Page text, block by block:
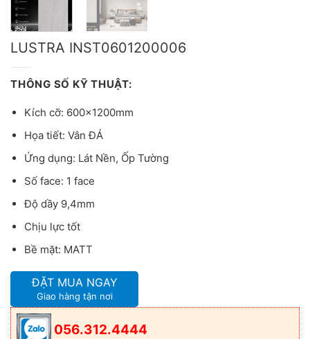
LUSTRA INST0601200006
THÔNG SỐ KỸ THUẬT:
Kích cỡ: 600x1200mm
Họa tiết: Vân ĐÁ
Ứng dụng: Lát Nền, Ốp Tường
Số face: 1 face
Độ dầy 9,4mm
Chịu lực tốt
Bề mặt: MATT
ĐẶT MUA NGAY
Giao hàng tận nơi
056.312.4444